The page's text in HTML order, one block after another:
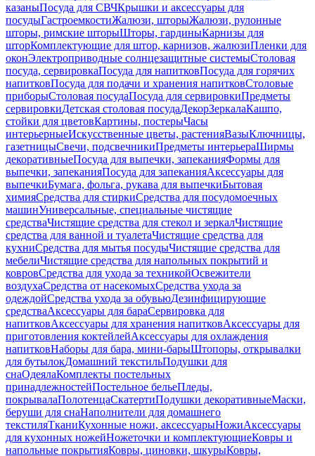
казаныПосуда для СВЧКрышки и аксессуары для
посудыГастроемкостиЖалюзи, шторыЖалюзи, рулонные
шторы, римские шторыШторы, гардиныКарнизы для
шторКомплектующие для штор, карнизов, жалюзиПленки для
оконЭлектроприводные солнцезащитные системыСтоловая
посуда, сервировкаПосуда для напитковПосуда для горячих
напитковПосуда для подачи и хранения напитковСтоловые
приборыСтоловая посудаПосуда для сервировкиПредметы
сервировкиДетская столовая посудаДекорЗеркалаКашпо,
стойки для цветовКартины, постерыЧасы
интерьерныеИскусственные цветы, растенияВазыКлючницы,
газетницыСвечи, подсвечникиПредметы интерьераШирмы
декоративныеПосуда для выпечки, запеканияФормы для
выпечки, запеканияПосуда для запеканияАксессуары для
выпечкиБумага, фольга, рукава для выпечкиБытовая
химияСредства для стиркиСредства для посудомоечных
машинУниверсальные, специальные чистящие
средстваЧистящие средства для стекол и зеркалЧистящие
средства для ванной и туалетаЧистящие средства для
кухниСредства для мытья посудыЧистящие средства для
мебелиЧистящие средства для напольных покрытий и
ковровСредства для ухода за техникойОсвежители
воздухаСредства от насекомыхСредства ухода за
одеждойСредства ухода за обувьюДезинфицирующие
средстваАксессуары для бараСервировка для
напитковАксессуары для хранения напитковАксессуары для
приготовления коктейлейАксессуары для охлаждения
напитковНаборы для бара, мини-барыШтопоры, открывалки
для бутылокДомашний текстильПодушки для
снаОдеялаКомплекты постельных
принадлежностейПостельное бельеПледы,
покрывалаПолотенцаСкатертиПодушки декоративныеМаски,
беруши для снаНаполнители для домашнего
текстиляТканиКухонные ножи, аксессуарыНожиАксессуары
для кухонных ножейНожеточки и комплектующиеКовры и
напольные покрытияКовры, циновки, шкурыКовры,